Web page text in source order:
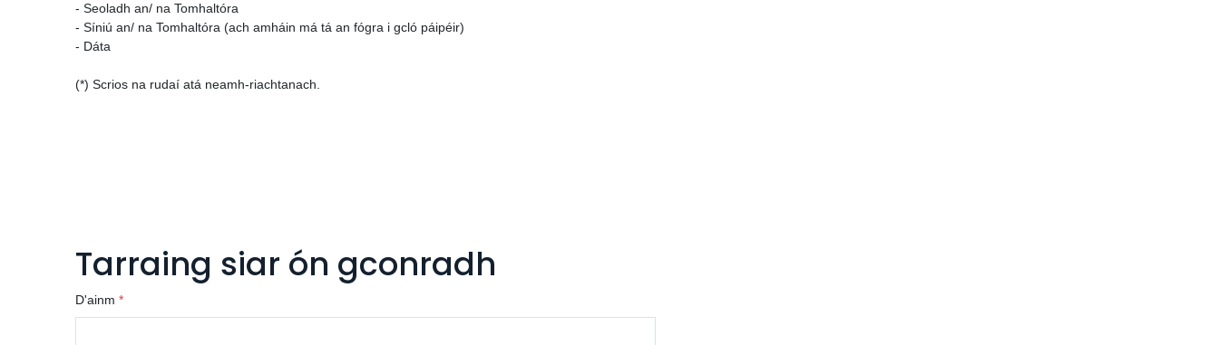
- Seoladh an/ na Tomhaltóra
- Síniú an/ na Tomhaltóra (ach amháin má tá an fógra i gcló páipéir)
- Dáta
(*) Scrios na rudaí atá neamh-riachtanach.
Tarraing siar ón gconradh
D'ainm